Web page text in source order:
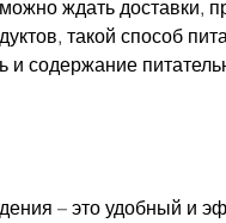
ждать доставки,
такой способ
и содержание
– это удобный и